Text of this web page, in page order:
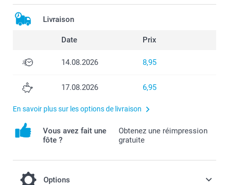
Livraison
Date Prix
14.08.2026 8,95
17.08.2026 6,95
En savoir plus sur les options de livraison
Vous avez fait une
fôte ?
Obtenez une réimpression
gratuite
Options